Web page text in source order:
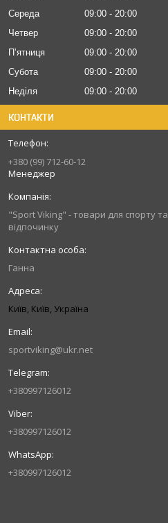
Середа
09:00
20:00
Четвер
09:00
20:00
Пʼятниця
09:00
20:00
Субота
09:00
20:00
Неділя
09:00 20:00
КОНТАКТИ
+380 (99) 712-60-12
Менеджер
"Sport Viking" - товари для спорту та
відпочинку
Ганна
Київ, Київ, Україна
sportviking@ukr.net
+380997126012
+380997126012
+380997126012